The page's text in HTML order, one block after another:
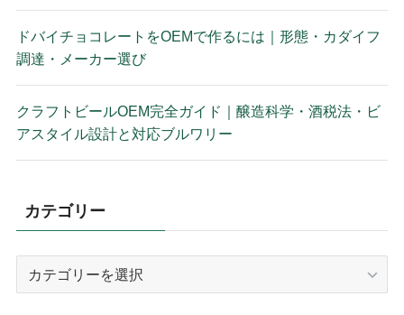
ドバイチョコレートをOEMで作るには｜形態・カダイフ
調達・メーカー選び
クラフトビールOEM完全ガイド｜醸造科学・酒税法・ビ
アスタイル設計と対応ブルワリー
カテゴリー